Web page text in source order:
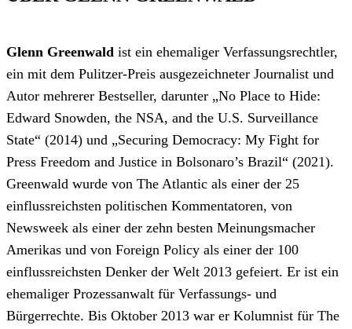
Glenn Greenwald ist ein ehemaliger Verfassungsrechtler,
ein mit dem Pulitzer-Preis ausgezeichneter Journalist und
Autor mehrerer Bestseller, darunter „No Place to Hide:
Edward Snowden, the NSA, and the U.S. Surveillance
State“ (2014) und „Securing Democracy: My Fight for
Press Freedom and Justice in Bolsonaro’s Brazil“ (2021).
Greenwald wurde von The Atlantic als einer der 25
einflussreichsten politischen Kommentatoren, von
Newsweek als einer der zehn besten Meinungsmacher
Amerikas und von Foreign Policy als einer der 100
einflussreichsten Denker der Welt 2013 gefeiert. Er ist ein
ehemaliger Prozessanwalt für Verfassungs- und
Bürgerrechte. Bis Oktober 2013 war er Kolumnist für The